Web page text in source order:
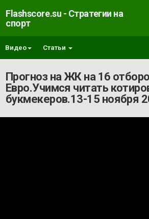
Flashscore.su - Стратегии на
спорт
Видео Статьи
Прогноз на ЖК на 16
Евро.Учимся читать
букмекеров.13-15 ноября